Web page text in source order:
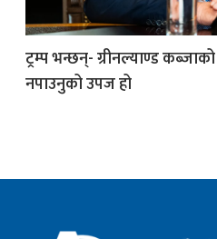
ट्रम्प भन्छन्- ग्रीनल्याण्ड
नपाउनुको उपज हो